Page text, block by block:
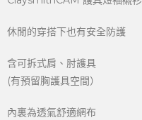
休閒的穿搭下也有安全防護
含可拆式肩、肘護具
(有預留胸護具空間）
內裏為透氣舒適網布